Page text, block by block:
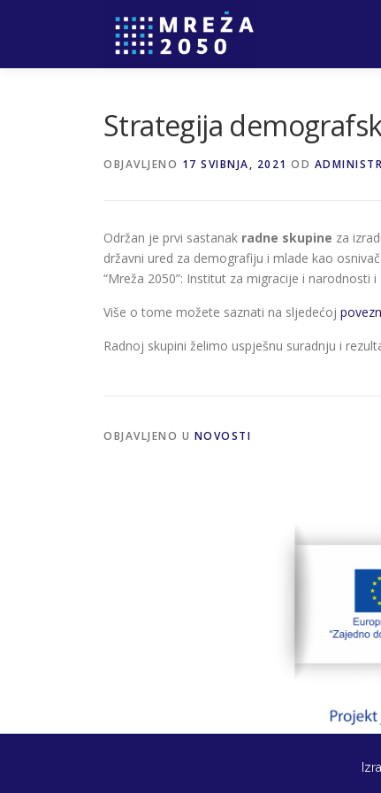
Strategija
OBJAVLJENO 17 SVIBNJA, 2021 OD
Održan je prvi sastanak radne skupine za
državni ured za demografiju i mlade kao
“Mreža 2050”: Institut za migracije i narodnosti
Više o tome možete saznati na sljedećoj
Radnoj skupini želimo uspješnu suradnju i
OBJAVLJENO U NOVOSTI